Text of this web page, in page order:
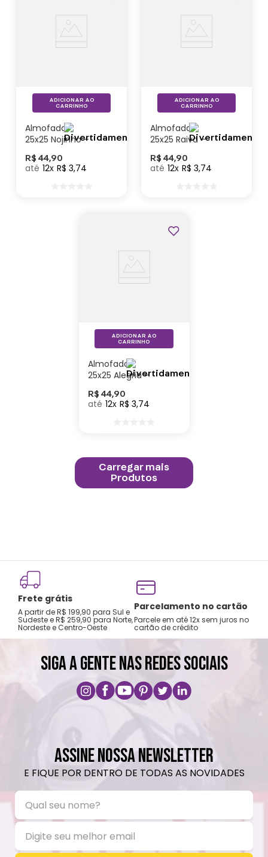
Almofada
25x25 Nojinho –
R$ 44,90
12 R$ 3,74
ADICIONAR AO
CARRINHO
Almofada
25x25 Raiva –
R$ 44,90
12 R$ 3,74
ADICIONAR AO
CARRINHO
Almofada
25x25 Alegria –
R$ 44,90
12 R$ 3,74
ADICIONAR AO
CARRINHO
no cartão
até 12x sem juros no
crédito
Troca e devolução
garantida
A primeira troca é grátis
5% OFF via
Desctonto de 5%
pagamentos via
SIGA A GENTE NAS REDES SOCIAIS
ASSINE NOSSA NEWSLETTER
E FIQUE POR DENTRO DE TODAS AS NOVIDADES